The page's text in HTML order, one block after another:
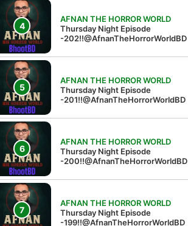
AFNAN THE HORROR WORLD
Thursday Night Episode
-202!!@AfnanTheHorrorWorldBD
AFNAN THE HORROR WORLD
Thursday Night Episode
-201!!@AfnanTheHorrorWorldBD
AFNAN THE HORROR WORLD
Thursday Night Episode
-200!!@AfnanTheHorrorWorldBD
AFNAN THE HORROR WORLD
Thursday Night Episode
-199!!@AfnanTheHorrorWorldBD